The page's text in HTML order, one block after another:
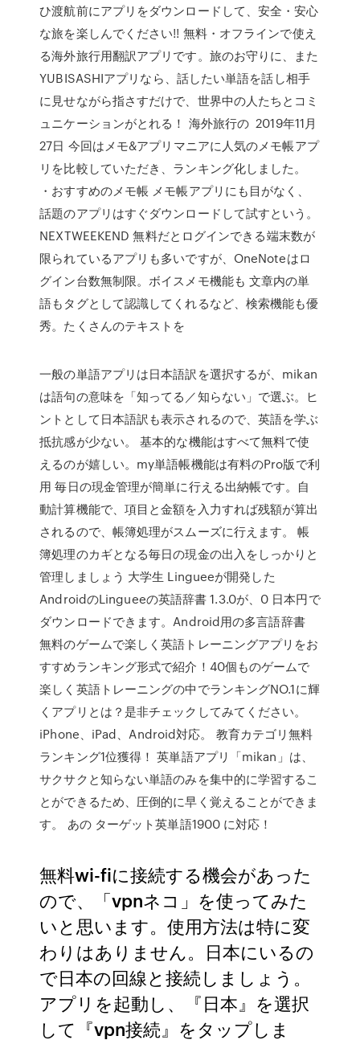
ひ渡航前にアプリをダウンロードして、安全・安心
な旅を楽しんでください!! 無料・オフラインで使え
る海外旅行用翻訳アプリです。旅のお守りに、また
YUBISASHIアプリなら、話したい単語を話し相手
に見せながら指さすだけで、世界中の人たちとコミ
ュニケーションがとれる！ 海外旅行の 2019年11月
27日 今回はメモ&アプリマニアに人気のメモ帳アプ
リを比較していただき、ランキング化しました。
・おすすめのメモ帳 メモ帳アプリにも目がなく、
話題のアプリはすぐダウンロードして試すという。
NEXTWEEKEND 無料だとログインできる端末数が
限られているアプリも多いですが、OneNoteはロ
グイン台数無制限。ボイスメモ機能も 文章内の単
語もタグとして認識してくれるなど、検索機能も優
秀。たくさんのテキストを
一般の単語アプリは日本語訳を選択するが、mikan
は語句の意味を「知ってる／知らない」で選ぶ。ヒ
ントとして日本語訳も表示されるので、英語を学ぶ
抵抗感が少ない。 基本的な機能はすべて無料で使
えるのが嬉しい。my単語帳機能は有料のPro版で利
用 毎日の現金管理が簡単に行える出納帳です。自
動計算機能で、項目と金額を入力すれば残額が算出
されるので、帳簿処理がスムーズに行えます。 帳
簿処理のカギとなる毎日の現金の出入をしっかりと
管理しましょう 大学生 Lingueeが開発した
AndroidのLingueeの英語辞書 1.3.0が、0 日本円で
ダウンロードできます。Android用の多言語辞書
無料のゲームで楽しく英語トレーニングアプリをお
すすめランキング形式で紹介！40個ものゲームで
楽しく英語トレーニングの中でランキングNO.1に輝
くアプリとは？是非チェックしてみてください。
iPhone、iPad、Android対応。 教育カテゴリ無料
ランキング1位獲得！ 英単語アプリ「mikan」は、
サクサクと知らない単語のみを集中的に学習するこ
とができるため、圧倒的に早く覚えることができま
す。 あの ターゲット英単語1900 に対応！
無料wi-fiに接続する機会があった
ので、「vpnネコ」を使ってみた
いと思います。使用方法は特に変
わりはありません。日本にいるの
で日本の回線と接続しましょう。
アプリを起動し、『日本』を選択
して『vpn接続』をタップしま